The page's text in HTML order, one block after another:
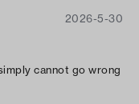
2026-5-30
cannot go wrong